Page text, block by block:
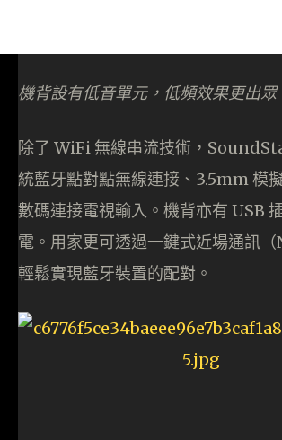
機背設有低音單元，低頻效果更出眾
除了 WiFi 無線串流技術，
統藍牙點對點無線連接、3.5mm 模
數碼連接電視輸入。機背亦有 USB
電。用家更可透過一鍵式近場通訊（
輕鬆實現藍牙裝置的配對。